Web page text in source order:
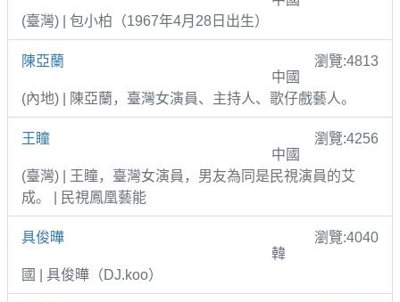
(臺灣) | 包小柏（1967年4月28日出生）
陳亞蘭
瀏覽:4813
中國
(內地) | 陳亞蘭，臺灣女演員、主持人、歌仔戲藝人。
王瞳
瀏覽:4256
中國
(臺灣) | 王瞳，臺灣女演員，男友為同是民視演員的艾
成。 | 民視鳳凰藝能
具俊曄
瀏覽:4040
韓
國 | 具俊曄（DJ.koo）